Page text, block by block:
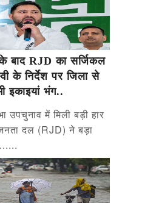
के बाद RJD का सर्जिकल
के निर्देश पर जिला से
इकाइयां भंग..
उपचुनाव में मिली बड़ी हार
दल (RJD) ने बड़ा